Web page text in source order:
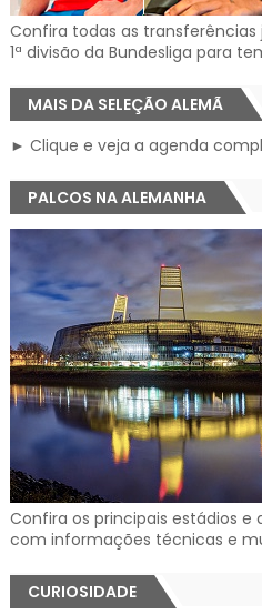
Confira todas as
1ª divisão da Bundesliga para
MAIS DA SELEÇÃO ALEMÃ
► Clique e veja a agenda
PALCOS NA ALEMANHA
Confira os principais estádios
com informações técnicas e
CURIOSIDADE